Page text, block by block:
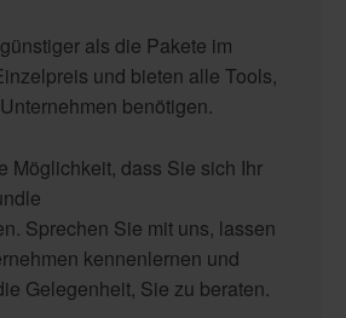
als die Pakete im
und bieten alle Tools,
benötigen.
Möglichkeit, dass Sie sich Ihr
Sprechen Sie mit uns, lassen
kennenlernen und
Gelegenheit, Sie zu beraten.